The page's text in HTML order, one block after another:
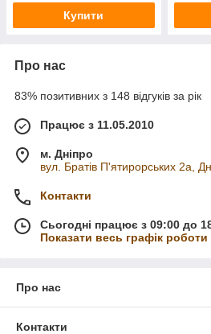
Купити
Про нас
83% позитивних з 148 відгуків за рік
Працює з 11.05.2010
м. Дніпро
вул. Братів П'ятирорських 2а,
Контакти
Сьогодні працює з 09:00 до
Показати весь графік роботи
Про нас
Контакти